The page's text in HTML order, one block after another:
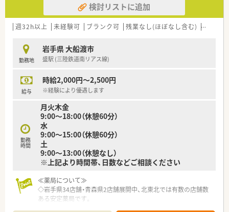
に現場を回って現場の声をヒアリングされていますので、頑張っ
た分だけ評価されたい方にピッタリの職場です。
だからこそ納得感があり、定着率の良さにも繋がっています。
◆安心の社内体制
3年先の人事を見越して正社員の配属先を検討しており、社員一
人一人のライフステージに合わせて配属店舗の提案、職場環境の
こうした背景から育休復帰率100％という水準を保っています。
パート薬剤師の方々にも働き方によって契約社員など雇用形態
◆薬局について
皮膚科, 耳鼻科メイン応需で180～250枚/日ほどの処方箋を応需
しています。
40代男性の管理薬剤師が在籍しており、店舗内の雰囲気も和気
あいあいとしていて働きやすい風通しのよさが魅力です。
検討リストに追加
週32h以上 未経験可 ブランク可 残業なし(ほぼなし含む) 転勤な
勤務地
岩手県 大船渡市
盛駅 (三陸鉄道南リアス線)
給与
時給2,000円～2,500円
※経験により優遇します
勤務
時間
月火木金
9:00～18:00（休憩60分）
水
9:00～15:00（休憩60分）
土
9:00～13:00（休憩なし）
※上記より時間帯、日数などご相談ください
≪薬局について≫
◇岩手県34店舗・青森県2店舗展開中、北東北では有数の店舗数
ある安定薬局です。